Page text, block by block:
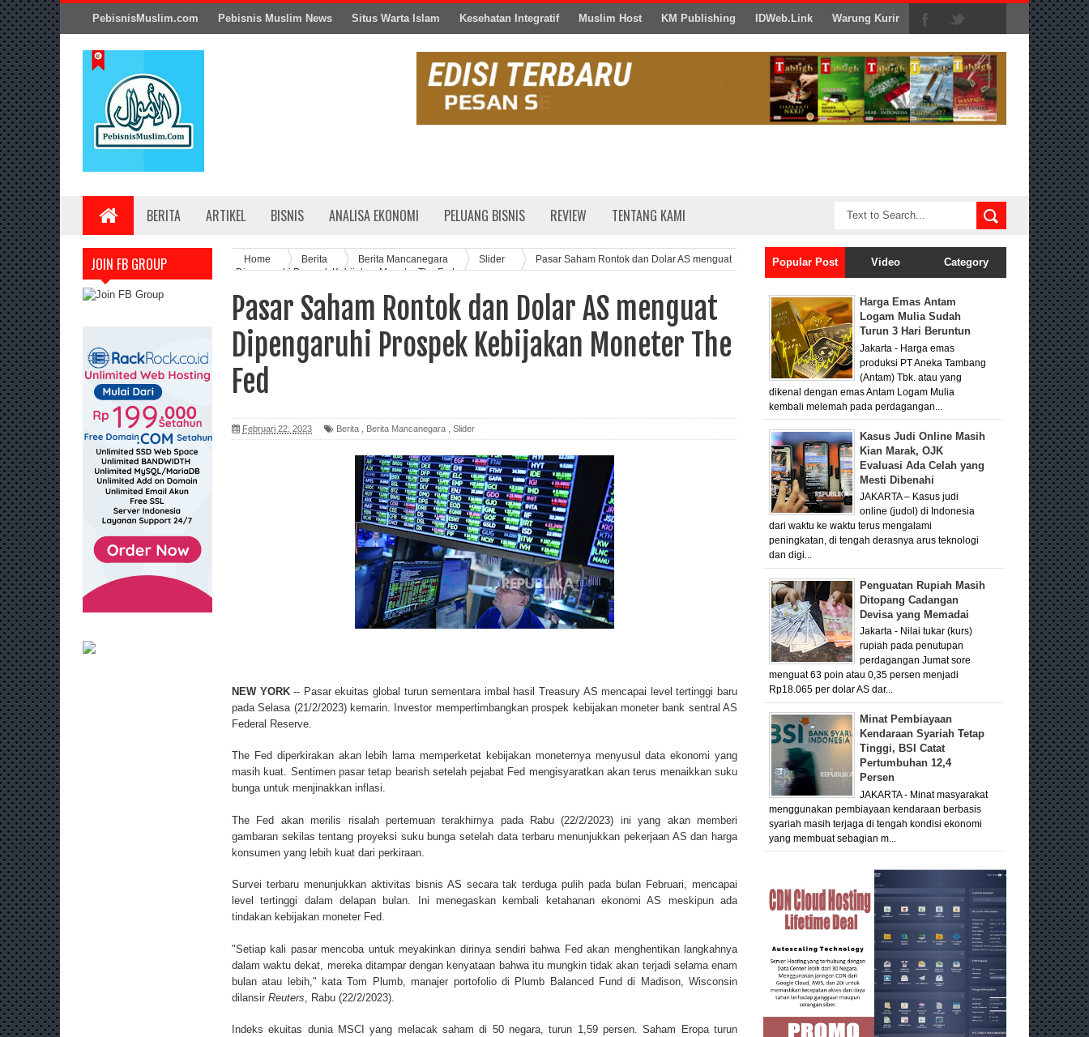
PebisnisMuslim.com Pebisnis Muslim News Situs Warta Islam Kesehatan Integratif Muslim Host KM Publishing IDWeb.Link Warung Kurir
BERITA ARTIKEL BISNIS ANALISA EKONOMI PELUANG BISNIS REVIEW TENTANG KAMI
JOIN FB GROUP Home Berita Berita Mancanegara Slider
Pasar Saham Rontok dan Dolar AS menguat
Dipengaruhi Prospek Kebijakan Moneter The Fed
Pasar Saham Rontok dan Dolar AS menguat
Dipengaruhi Prospek Kebijakan Moneter The
Fed
Februari 22, 2023 Berita Berita Mancanegara Slider
NEW YORK-- Pasar ekuitas global turun sementara imbal hasil Treasury AS mencapai level tertinggi baru
pada Selasa (21/2/2023) kemarin. Investor mempertimbangkan prospek kebijakan moneter bank sentral AS
Federal Reserve.
The Fed diperkirakan akan lebih lama memperketat kebijakan moneternya menyusul data ekonomi yang
masih kuat. Sentimen pasar tetap bearish setelah pejabat Fed mengisyaratkan akan terus menaikkan suku
bunga untuk menjinakkan inflasi.
The Fed akan merilis risalah pertemuan terakhirnya pada Rabu (22/2/2023) ini yang akan memberi
gambaran sekilas tentang proyeksi suku bunga setelah data terbaru menunjukkan pekerjaan AS dan harga
konsumen yang lebih kuat dari perkiraan.
Survei terbaru menunjukkan aktivitas bisnis AS secara tak terduga pulih pada bulan Februari, mencapai
level tertinggi dalam delapan bulan. Ini menegaskan kembali ketahanan ekonomi AS meskipun ada
tindakan kebijakan moneter Fed.
"Setiap kali pasar mencoba untuk meyakinkan dirinya sendiri bahwa Fed akan menghentikan langkahnya
dalam waktu dekat, mereka ditampar dengan kenyataan bahwa itu mungkin tidak akan terjadi selama enam
bulan atau lebih," kata Tom Plumb, manajer portofolio di Plumb Balanced Fund di Madison, Wisconsin
dilansir Reuters , Rabu (22/2/2023).
Indeks ekuitas dunia MSCI yang melacak saham di 50 negara, turun 1,59 persen. Saham Eropa turun
Popular Post Video Category
Harga Emas Antam
Logam Mulia Sudah
Turun 3 Hari Beruntun
Jakarta - Harga emas
produksi PT Aneka Tambang
(Antam) Tbk. atau yang
dikenal dengan emas Antam Logam Mulia
kembali melemah pada perdagangan...
Kasus Judi Online Masih
Kian Marak, OJK
Evaluasi Ada Celah yang
Mesti Dibenahi
JAKARTA – Kasus judi
online (judol) di Indonesia
dari waktu ke waktu terus mengalami
peningkatan, di tengah derasnya arus teknologi
dan digi...
Penguatan Rupiah Masih
Ditopang Cadangan
Devisa yang Memadai
Jakarta - Nilai tukar (kurs)
rupiah pada penutupan
perdagangan Jumat sore
menguat 63 poin atau 0,35 persen menjadi
Rp18.065 per dolar AS dar...
Minat Pembiayaan
Kendaraan Syariah Tetap
Tinggi, BSI Catat
Pertumbuhan 12,4
Persen
JAKARTA - Minat masyarakat
menggunakan pembiayaan kendaraan berbasis
syariah masih terjaga di tengah kondisi ekonomi
yang membuat sebagian m...